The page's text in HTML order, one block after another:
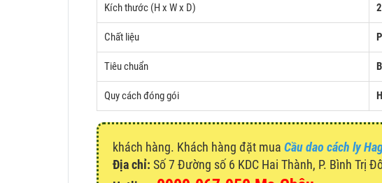
Kích thước (H x W x D)
Chất liệu
Tiêu chuẩn
Quy cách đóng gói
khách hàng. Khách hàng đặt mua Cầu dao cách ly
Địa chỉ: Số 7 Đường số 6 KDC Hai Thành, P. Bình Trị